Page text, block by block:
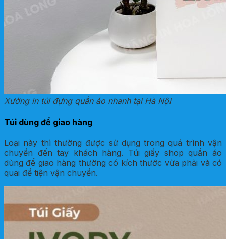
Xưởng in túi đựng quần áo nhanh tại Hà Nội
Túi dùng để giao hàng
Loại này thì thường được sử dụng trong quá trình vận
chuyển đến tay khách hàng. Túi giấy shop quần áo
dùng để giao hàng thường có kích thước vừa phải và có
quai để tiện vận chuyển.